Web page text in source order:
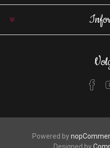
Powered by